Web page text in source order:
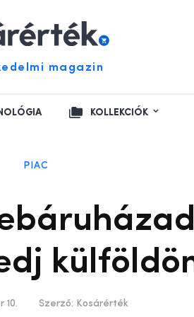
magazin
KOLLEKCIÓK
PIAC
10. Szerző: Kosárérték